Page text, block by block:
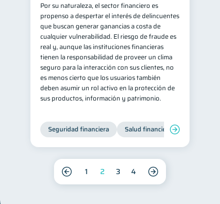
Por su naturaleza, el sector financiero es
propenso a despertar el interés de delincuentes
que buscan generar ganancias a costa de
cualquier vulnerabilidad. El riesgo de fraude es
real y, aunque las instituciones financieras
tienen la responsabilidad de proveer un clima
seguro para la interacción con sus clientes, no
es menos cierto que los usuarios también
deben asumir un rol activo en la protección de
sus productos, información y patrimonio.
Seguridad financiera Salud financiera
1 2 3 4